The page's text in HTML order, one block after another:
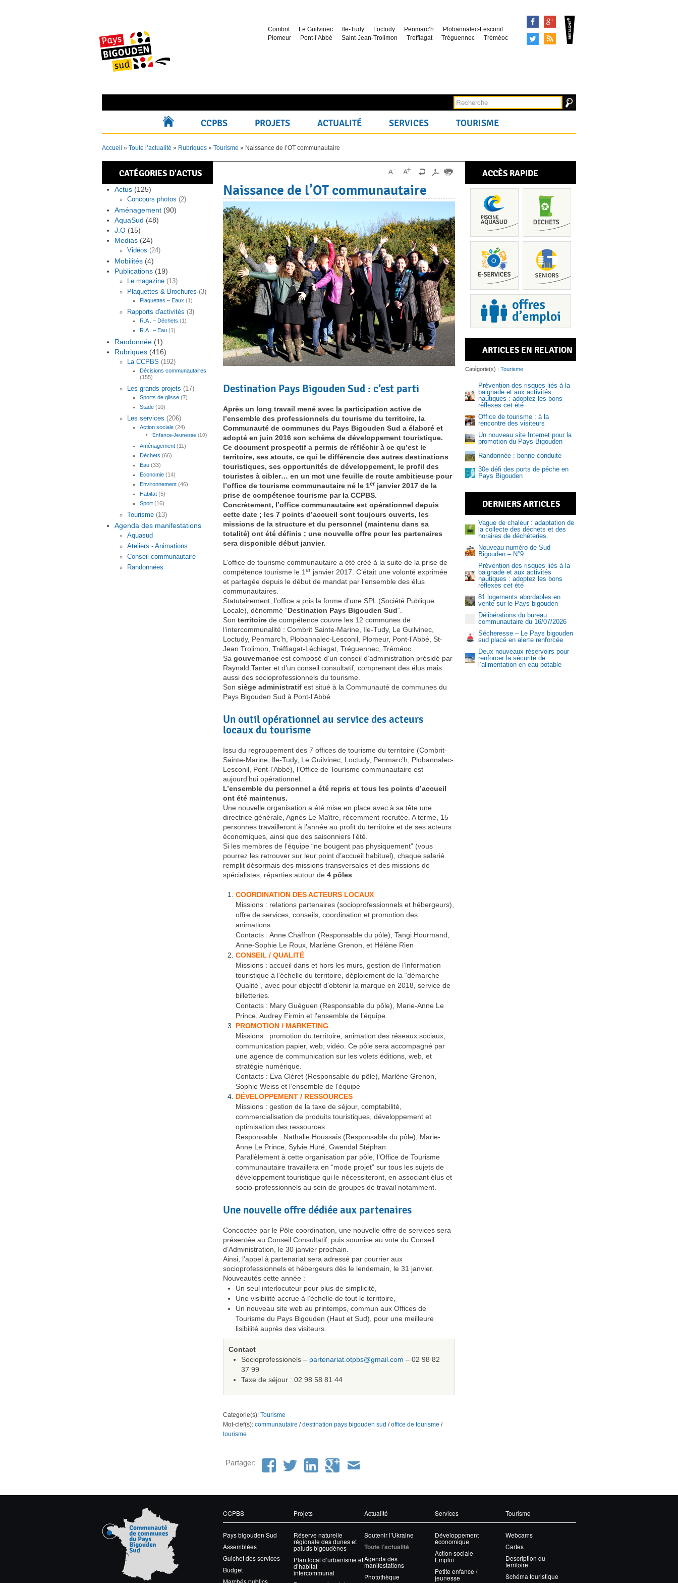
Combrit Le Guilvinec Ile-Tudy Loctudy Penmarc’h
Plobannalec-Lesconil
Plomeur
Pont-l’Abbé Saint-Jean-Trolimon Treffiagat Tréguennec Tréméoc
FacebookGoogle+
TweeterSyndication
CCPBS PROJETS ACTUALITÉ SERVICES TOURISME
Accueil » Toute l’actualité » Rubriques » Tourisme » Naissance de l’OT communautaire
CATÉGORIES D'ACTUS
Actus (125)
Concours photos (2)
Aménagement (90)
AquaSud (48)
J.O (15)
Medias (24)
Vidéos (24)
Mobilités (4)
Publications (19)
Le magazine (13)
Plaquettes & Brochures (3)
Plaquettes – Eaux (1)
Rapports d'activités (3)
R.A . – Déchets (1)
R.A . – Eau (1)
Randonnée (1)
Rubriques (416)
La CCPBS (192)
Décisions communautaires
(155)
Les grands projets (17)
Sports de glisse (7)
Stade (10)
Les services (206)
Action sociale (24)
Enfance-Jeunesse (10)
Aménagement (11)
Déchets (66)
Eau (33)
Economie (14)
Environnement (46)
Habitat (5)
Sport (16)
Tourisme (13)
Agenda des manifestations
Aquasud
Ateliers - Animations
Conseil communautaire
Randonnées
Naissance de l’OT communautaire
Destination Pays Bigouden Sud : c’est parti
Après un long travail mené avec la participation active de
l’ensemble des professionnels du tourisme du territoire, la
Communauté de communes du Pays Bigouden Sud a élaboré et
adopté en juin 2016 son schéma de développement touristique.
Ce document prospectif a permis de réfléchir à ce qu’est le
territoire, ses atouts, ce qui le différencie des autres destinations
touristiques, ses opportunités de développement, le profil des
touristes à cibler… en un mot une feuille de route ambitieuse pour
l’office de tourisme communautaire né le 1er janvier 2017 de la
prise de compétence tourisme par la CCPBS.
Concrètement, l’office communautaire est opérationnel depuis
cette date ; les 7 points d’accueil sont toujours ouverts, les
missions de la structure et du personnel (maintenu dans sa
totalité) ont été définis ; une nouvelle offre pour les partenaires
sera disponible début janvier.
L’office de tourisme communautaire a été créé à la suite de la prise de
compétence tourisme le 1 er janvier 2017. C’était une volonté exprimée
et partagée depuis le début de mandat par l’ensemble des élus
communautaires.
Statutairement, l’office a pris la forme d’une SPL (Société Publique
Locale), dénommé “Destination Pays Bigouden Sud“.
Son territoire de compétence couvre les 12 communes de
l’intercommunalité : Combrit Sainte-Marine, Ile-Tudy, Le Guilvinec,
Loctudy, Penmarc’h, Plobannalec-Lesconil, Plomeur, Pont-l’Abbé, St-
Jean Trolimon, Tréffiagat-Léchiagat, Tréguennec, Tréméoc.
Sa gouvernance est composé d’un conseil d’administration présidé par
Raynald Tanter et d’un conseil consultatif, comprenant des élus mais
aussi des socioprofessionnels du tourisme.
Son siège administratif est situé à la Communauté de communes du
Pays Bigouden Sud à Pont-l’Abbé
Un outil opérationnel au service des acteurs
locaux du tourisme
Issu du regroupement des 7 offices de tourisme du territoire (Combrit-
Sainte-Marine, Ile-Tudy, Le Guilvinec, Loctudy, Penmarc’h, Plobannalec-
Lesconil, Pont-l’Abbé), l’Office de Tourisme communautaire est
aujourd’hui opérationnel.
L’ensemble du personnel a été repris et tous les points d’accueil
ont été maintenus.
Une nouvelle organisation a été mise en place avec à sa tête une
directrice générale, Agnès Le Maître, récemment recrutée. A terme, 15
personnes travailleront à l’année au profit du territoire et de ses acteurs
économiques, ainsi que des saisonniers l’été.
Si les membres de l’équipe “ne bougent pas physiquement” (vous
pourrez les retrouver sur leur point d’accueil habituel), chaque salarié
remplit désormais des missions transversales et des missions de
spécialistes, réparties autour de 4 pôles :
COORDINATION DES ACTEURS LOCAUX
Missions : relations partenaires (socioprofessionnels et hébergeurs),
offre de services, conseils, coordination et promotion des
animations.
Contacts : Anne Chaffron (Responsable du pôle), Tangi Hourmand,
Anne-Sophie Le Roux, Marlène Grenon, et Hélène Rien
CONSEIL / QUALITÉ
Missions : accueil dans et hors les murs, gestion de l’information
touristique à l’échelle du territoire, déploiement de la “démarche
Qualité”, avec pour objectif d’obtenir la marque en 2018, service de
billetteries.
Contacts : Mary Guéguen (Responsable du pôle), Marie-Anne Le
Prince, Audrey Firmin et l’ensemble de l’équipe.
PROMOTION / MARKETING
Missions : promotion du territoire, animation des réseaux sociaux,
communication papier, web, vidéo. Ce pôle sera accompagné par
une agence de communication sur les volets éditions, web, et
stratégie numérique.
Contacts : Eva Cléret (Responsable du pôle), Marlène Grenon,
Sophie Weiss et l’ensemble de l’équipe
DÉVELOPPEMENT / RESSOURCES
Missions : gestion de la taxe de séjour, comptabilité,
commercialisation de produits touristiques, développement et
optimisation des ressources.
Responsable : Nathalie Houssais (Responsable du pôle), Marie-
Anne Le Prince, Sylvie Huré, Gwendal Stéphan
Parallèlement à cette organisation par pôle, l’Office de Tourisme
communautaire travaillera en “mode projet” sur tous les sujets de
développement touristique qui le nécessiteront, en associant élus et
socio-professionnels au sein de groupes de travail notamment.
Une nouvelle offre dédiée aux partenaires
Concoctée par le Pôle coordination, une nouvelle offre de services sera
présentée au Conseil Consultatif, puis soumise au vote du Conseil
d’Administration, le 30 janvier prochain.
Ainsi, l’appel à partenariat sera adressé par courrier aux
socioprofessionnels et hébergeurs dès le lendemain, le 31 janvier.
Nouveautés cette année :
Un seul interlocuteur pour plus de simplicité,
Une visibilité accrue à l’échelle de tout le territoire,
Un nouveau site web au printemps, commun aux Offices de
Tourisme du Pays Bigouden (Haut et Sud), pour une meilleure
lisibilité auprès des visiteurs.
Contact
Socioprofessionels – partenariat.otpbs@gmail.com – 02 98 82
37 99
Taxe de séjour : 02 98 58 81 44
Categorie(s): Tourisme
Mot-clef(s): communautaire /destination pays bigouden sud /office de tourisme /
tourisme
Partager:
ACCÈS RAPIDE
Aquasud
ARTICLES EN RELATION
Catégorie(s) : Tourisme
Prévention des risques liés à la
baignade et aux activités
nautiques : adoptez les bons
réflexes cet été
Office de tourisme : à la
rencontre des visiteurs
Un nouveau site Internet pour la
promotion du Pays Bigouden
Randonnée : bonne conduite
30e défi des ports de pêche en
Pays Bigouden
DERNIERS ARTICLES
Vague de chaleur : adaptation de
la collecte des déchets et des
horaires de déchéteries.
Nouveau numéro de Sud
Bigouden – N°9
Prévention des risques liés à la
baignade et aux activités
nautiques : adoptez les bons
réflexes cet été
81 logements abordables en
vente sur le Pays bigouden
Délibérations du bureau
communautaire du 16/07/2026
Sécheresse – Le Pays bigouden
sud placé en alerte renforcée
Deux nouveaux réservoirs pour
renforcer la sécurité de
l’alimentation en eau potable
CCPBS
Pays bigouden Sud
Assemblées
Guichet des services
Budget
Marchés publics
Projets
Réserve naturelle
régionale des dunes et
paluds bigoudènes
Plan local d’urbanisme et
d’habitat
intercommunal
Actualité
Soutenir l’Ukraine
Toute l’actualité
Agenda des
manifestations
Photothèque
Services
Développement
économique
Action sociale –
Emploi
Petite enfance /
jeunesse
Tourisme
Webcams
Cartes
Description du
territoire
Schéma touristique